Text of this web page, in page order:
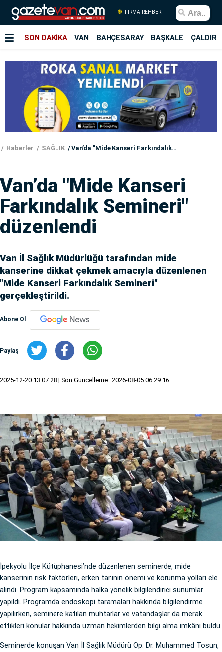
FİRMA REHBERİ
SON DAKİKA VAN BAHÇESARAY BAŞKALE
Haberler SAĞLIK Van’da "Mide Kanseri Farkındalık Semineri" düzenlendi
Van’da "Mide Kanseri
Farkındalık Semineri"
düzenlendi
Van İl Sağlık Müdürlüğü tarafından mide
kanserine dikkat çekmek amacıyla düzenlenen
"Mide Kanseri Farkındalık Semineri"
gerçekleştirildi.
Abone Ol
Paylaş
2025-12-20 13:07:28 | Son Güncelleme : 2026-08-05 06:29:16
İpekyolu İlçe Kütüphanesi’nde düzenlenen seminerde, mide
kanserinin risk faktörleri, erken tanının önemi ve korunma yolları ele
alındı. Program kapsamında halka yönelik bilgilendirici sunumlar
yapıldı. Programda endoskopi taramaları hakkında bilgilendirme
yapılırken, seminere katılan muhtarlar ve vatandaşlar da merak
ettikleri konular hakkında uzman hekimlerden bilgi alma imkânı buldu.
Seminerde konuşan Van İl Sağlık Müdürü Op. Dr. Muhammed Tosun,